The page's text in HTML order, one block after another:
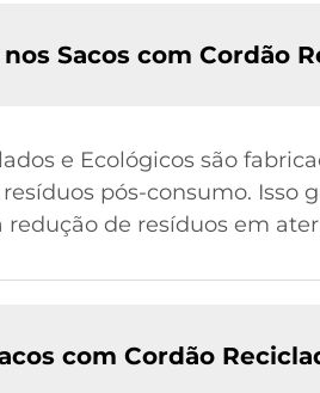
Sacos com Cordão
e Ecológicos são
pós-consumo. Isso
de resíduos em
com Cordão